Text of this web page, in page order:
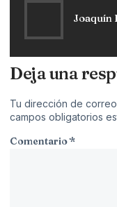
Joaquín
Deja una
Tu dirección de
campos obligatorios
Comentario*